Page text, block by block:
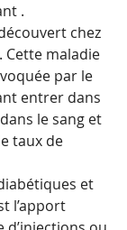
.
chez
Cette maladie
par le
entrer dans
le sang et
taux de
et
l’apport